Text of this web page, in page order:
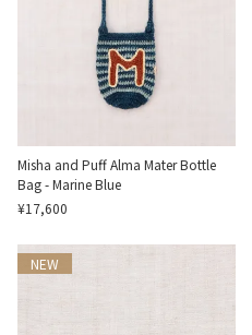
Misha and Puff Alma Mater Bottle
Bag - Marine Blue
¥17,600
NEW